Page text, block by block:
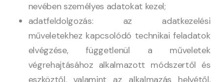
nevében személyes adatokat kezel;
adatfeldolgozás: az adatkezelési
műveletekhez kapcsolódó technikai feladatok
elvégzése, függetlenül a műveletek
végrehajtásához alkalmazott módszertől és
eszköztől, valamint az alkalmazás helyétől,